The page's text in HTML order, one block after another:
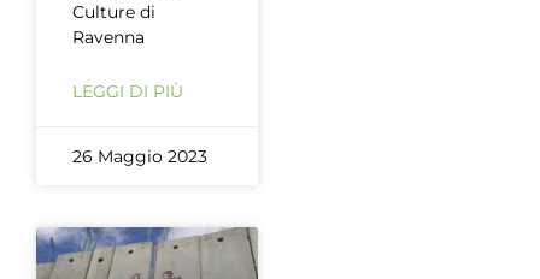
Culture di
Ravenna
LEGGI DI PIÙ
26 Maggio 2023